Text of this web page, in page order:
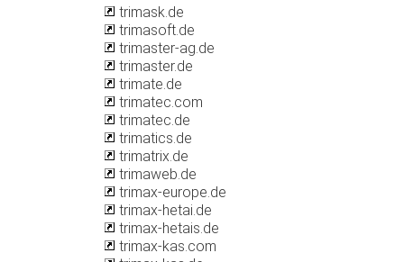
trimask.de
trimasoft.de
trimaster-ag.de
trimaster.de
trimate.de
trimatec.com
trimatec.de
trimatics.de
trimatrix.de
trimaweb.de
trimax-europe.de
trimax-hetai.de
trimax-hetais.de
trimax-kas.com